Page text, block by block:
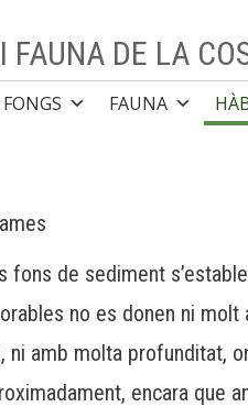
FAUNA DE LA
FAUNA
de sediment
no es donen ni
ni amb molta profunditat,
encara que